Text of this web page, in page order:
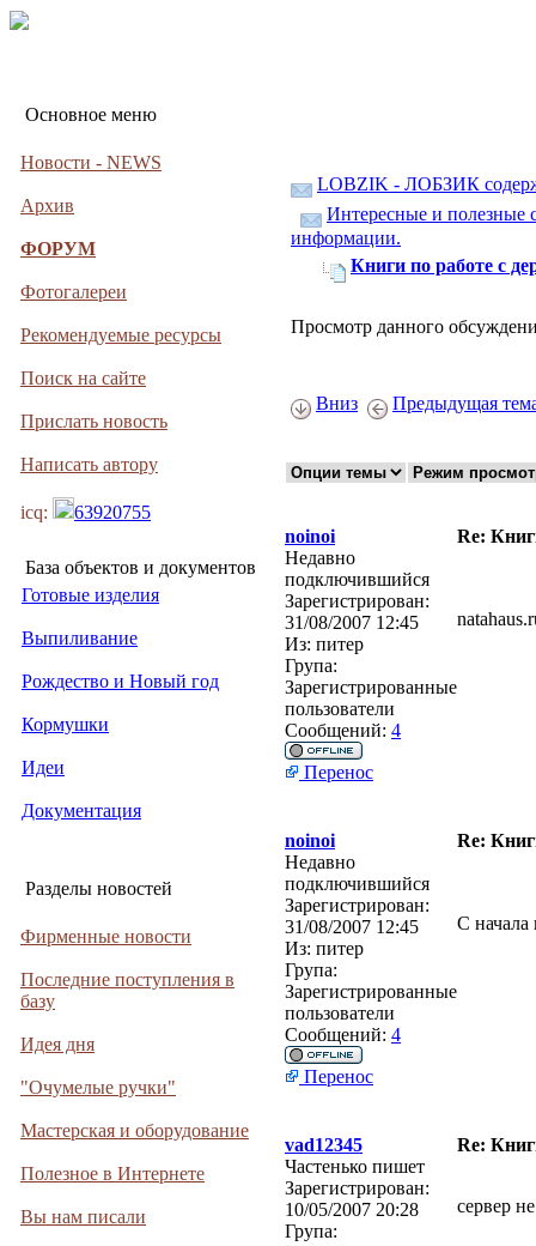
Основное меню
Новости - NEWS
Архив
ФОРУМ
Фотогалереи
Рекомендуемые ресурсы
Поиск на сайте
Прислать новость
Написать автору
icq: 63920755
База объектов и документов
Готовые изделия
Выпиливание
Рождество и Новый год
Кормушки
Идеи
Документация
Разделы новостей
Фирменные новости
Последние поступления в
базу
Идея дня
"Очумелые ручки"
Мастерская и оборудование
Полезное в Интернете
Вы нам писали
LOBZIK - ЛОБЗИК
Интересные и полезные
информации.
Книги по работе с
Просмотр данного
Вниз Предыдущая
noinoi
Re:
Недавно
подключившийся
Зарегистрирован:
31/08/2007 12:45
Из: питер
Група:
Зарегистрированные
пользователи
Сообщений: 4
Перенос
noinoi
Re:
Недавно
подключившийся
Зарегистрирован:
31/08/2007 12:45
Из: питер
Група:
Зарегистрированные
пользователи
Сообщений: 4
С начала
Перенос
vad12345
Re:
Частенько пишет
Зарегистрирован:
10/05/2007 20:28
Група:
сервер